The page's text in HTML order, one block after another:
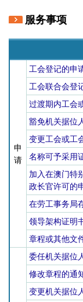
服务事项
申
请
工会登记的申
工会联合会登
过渡期内工会
豁免机关据位
变更工会或工
名称可予采用
加入在澳门特
政长官许可的
在劳工事务局
领导架构证明
章程或其他文
委任机关据位
修改章程的通
变更机关据位